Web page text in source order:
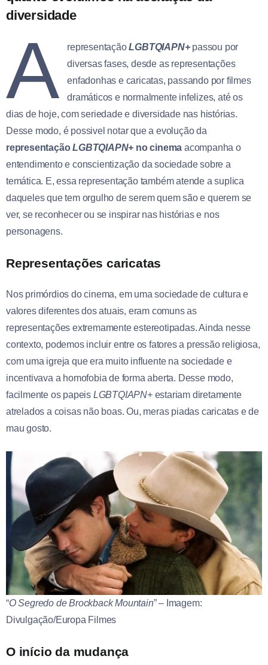
diversidade
A representaçãoLGBTQIAPN+passou por
diversas fases, desde as representações
enfadonhas e caricatas, passando por filmes
dramáticos e normalmente infelizes, até os
dias de hoje, com seriedade e diversidade nas histórias.
Desse modo, é possivel notar que a evolução da
representaçãoLGBTQIAPN+ no cinema acompanha o
entendimento e conscientização da sociedade sobre a
temática. E, essa representação também atende a suplica
daqueles que tem orgulho de serem quem são e querem se
ver, se reconhecer ou se inspirar nas histórias e nos
personagens.
Representações caricatas
Nos primórdios do cinema, em uma sociedade de cultura e
valores diferentes dos atuais, eram comuns as
representações extremamente estereotipadas. Ainda nesse
contexto, podemos incluir entre os fatores a pressão religiosa,
com uma igreja que era muito influente na sociedade e
incentivava a homofobia de forma aberta. Desse modo,
facilmente os papeis LGBTQIAPN+estariam diretamente
atrelados a coisas não boas. Ou, meras piadas caricatas e de
mau gosto.
“O Segredo de Brockback Mountain” – Imagem:
Divulgação/Europa Filmes
O início da mudança